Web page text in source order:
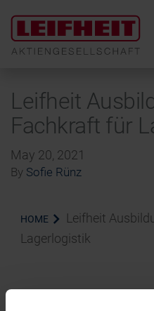
Leifheit
Fachkraft für
May 20, 2021
By Sofie Rünz
HOME
Leifheit
Lagerlogistik